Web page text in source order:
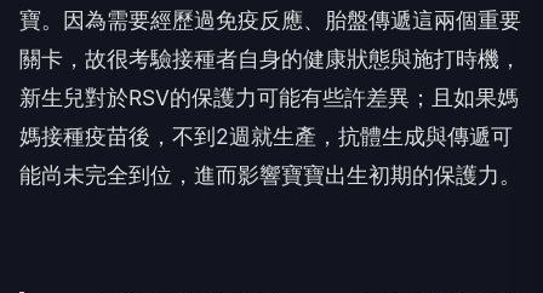
寶。因為需要經歷過免疫反應、胎盤傳遞這兩個重要
關卡，故很考驗接種者自身的健康狀態與施打時機，
新生兒對於RSV的保護力可能有些許差異；且如果媽
媽接種疫苗後，不到2週就生產，抗體生成與傳遞可
能尚未完全到位，進而影響寶寶出生初期的保護力。